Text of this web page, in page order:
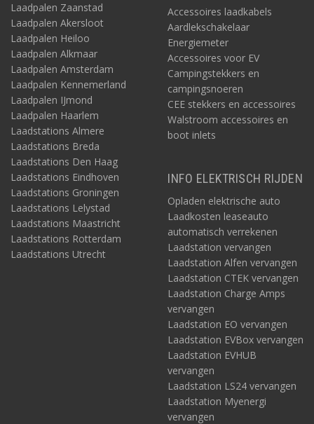
Laadpalen Zaanstad
Laadpalen Akersloot
Laadpalen Heiloo
Laadpalen Alkmaar
Laadpalen Amsterdam
Laadpalen Kennemerland
Laadpalen IJmond
Laadpalen Haarlem
Laadstations Almere
Laadstations Breda
Laadstations Den Haag
Laadstations Eindhoven
Laadstations Groningen
Laadstations Lelystad
Laadstations Maastricht
Laadstations Rotterdam
Laadstations Utrecht
Accessoires laadkabels
Aardlekschakelaar
Energiemeter
Accessoires voor EV
Campingstekkers en
campingsnoeren
CEE stekkers en accessoires
Walstroom accessoires en
boot inlets
INFO ELEKTRISCH RIJDEN
Opladen elektrische auto
Laadkosten leaseauto
automatisch verrekenen
Laadstation vervangen
Laadstation Alfen vervangen
Laadstation CTEK vervangen
Laadstation Charge Amps
vervangen
Laadstation EO vervangen
Laadstation EVBox vervangen
Laadstation EVHUB
vervangen
Laadstation LS24 vervangen
Laadstation Myenergi
vervangen